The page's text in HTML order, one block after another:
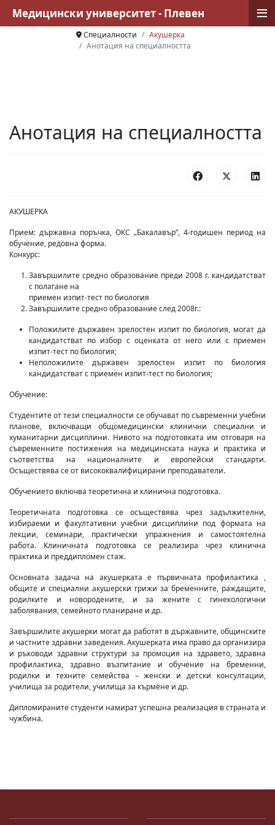
Специалности
Акушерка
Анотация на специалността
Анотация на специалността
АКУШЕРКА
Прием: държавна поръчка, ОКС „Бакалавър”, 4-годишен период на
обучение, редовна форма.
Конкурс:
Завършилите средно образование преди 2008 г. кандидатстват
с полагане на
приемен изпит-тест по биология
Завършилите средно образование след 2008г.:
Положилите държавен зрелостен изпит по биология, могат да
кандидатстват по избор с оценката от него или с приемен
изпит-тест по биология;
Неположилите държавен зрелостен изпит по биология
кандидатстват с приемен изпит-тест по биология;
Обучение:
Студентите от тези специалности се обучават по съвременни учебни
планове, включващи общомедицински клинични специални и
хуманитарни дисциплини. Нивото на подготовката им отговаря на
съвременните постижения на медицинската наука и практика и
съответства на националните и европейски стандарти.
Осъществява се от висококвалифицирани преподаватели.
Обучението включва теоретична и клинична подготовка.
Теоретичната подготовка се осъществява чрез задължителни,
избираеми и факултативни учебни дисциплини под формата на
лекции, семинари, практически упражнения и самостоятелна
работа. Клиничната подготовка се реализира чрез клинична
практика и преддипломен стаж.
Основната задача на акушерката е първичната профилактика ,
общите и специални акушерски грижи за бременните, раждащите,
родилките и новородените, и за жените с гинекологични
заболявания, семейното планиране и др.
Завършилите акушерки могат да работят в държавните, общинските
и частните здравни заведения. Акушерката има право да организира
и ръководи здравни структури за промоция на здравето, здравна
профилактика, здравно възпитание и обучение на бременни,
родилки и техните семейства – женски и детски консултации,
училища за родители, училища за кърмене и др.
Дипломираните студенти намират успешна реализация в страната и
чужбина.
Медицински университет - Плевен ≡